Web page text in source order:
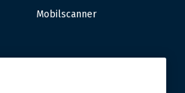
Mobilscanner